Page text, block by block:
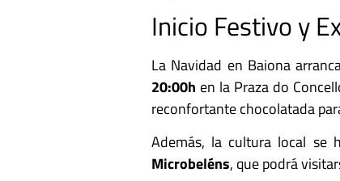
Inicio Festivo y
La Navidad en Baiona
20:00h en la Praza do
reconfortante chocolatada
Además, la cultura local se
Microbeléns, que podrá